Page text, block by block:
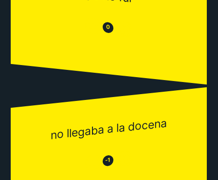
😒 0 😂
no llegaba a la docena
😒 -1 😂